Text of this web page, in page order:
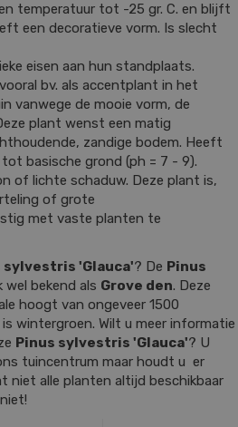
temperatuur tot -25 gr. C. en blijft
een decoratieve vorm. Is slecht
eisen aan hun standplaats.
bv. als accentplant in het
vanwege de mooie vorm, de
plant wenst een matig
zandige bodem. Heeft
basische grond (ph = 7 - 9).
of lichte schaduw. Deze plant is,
of grote
met vaste planten te
sylvestris 'Glauca'? De Pinus
wel bekend als Grove den. Deze
hoogt van ongeveer 1500
is wintergroen. Wilt u meer informatie
Pinus sylvestris 'Glauca'? U
tuincentrum maar houdt u er
niet alle planten altijd beschikbaar